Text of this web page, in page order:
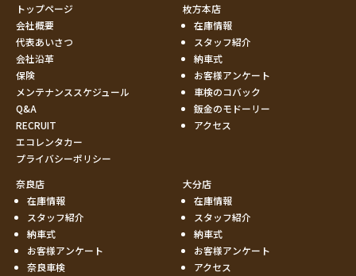
トップページ
会社概要
代表あいさつ
会社沿革
保険
メンテナンススケジュール
Q&A
RECRUIT
エコレンタカー
プライバシーポリシー
枚方本店
在庫情報
スタッフ紹介
納車式
お客様アンケート
車検のコバック
鈑金のモドーリー
アクセス
奈良店
在庫情報
スタッフ紹介
納車式
お客様アンケート
奈良車検
大分店
在庫情報
スタッフ紹介
納車式
お客様アンケート
アクセス